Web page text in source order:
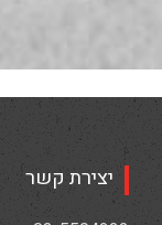
יצירת קשר